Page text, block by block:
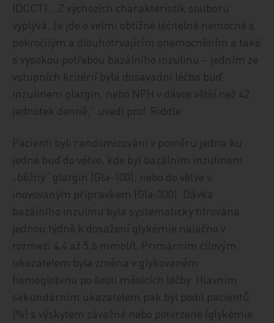
(DCCT). „Z výchozích charakteristik souboru
vyplývá, že jde o velmi obtížně léčitelné nemocné s
pokročilým a dlouhotrvajícím onemocněním a také
s vysokou potřebou bazálního inzulinu – jedním ze
vstupních kritérií byla dosavadní léčba buď
inzulinem glargin, nebo NPH v dávce větší než 42
jednotek denně,“ uvedl prof. Riddle.
Pacienti byli randomizováni v poměru jedna ku
jedné buď do větve, kde byl bazálním inzulinem
„běžný“ glargin (Gla‑100), nebo do větve s
inovovaným přípravkem (Gla‑300). Dávka
bazálního inzulinu byla systematicky titrována
jednou týdně k dosažení glykémie nalačno v
rozmezí 4,4 až 5,6 mmol/l. Primárním cílovým
ukazatelem byla změna v glykovaném
hemoglobinu po šesti měsících léčby. Hlavním
sekundárním ukazatelem pak byl podíl pacientů
(%) s výskytem závažné nebo potvrzené (glykémie